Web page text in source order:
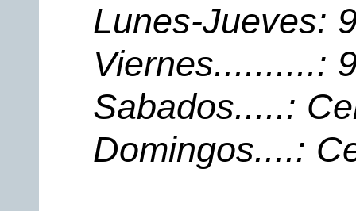
Lunes-Jueves:
Viernes..........:
Sabados.....:
Domingos....: